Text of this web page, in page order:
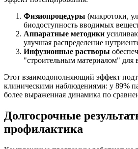
Физиопроцедуры (микротоки,
биодоступность вводимых
Аппаратные методики
улучшая распределение
Инфузионные растворы
"строительным материалом" для
Этот взаимодополняющий эффект
клиническими наблюдениями: у 89%
более выраженная динамика по
Долгосрочные
профилактика